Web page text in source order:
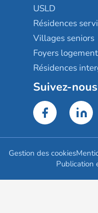
USLD
Résidences
Villages seniors
Foyers
Résidences
Suivez-nous
Gestion des cookies
Publication